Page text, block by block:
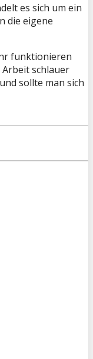
es sich um ein
die eigene
funktionieren
schlauer
sollte man sich